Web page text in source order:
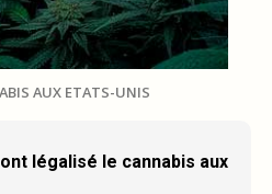
AUX ETATS-UNIS
légalisé le cannabis aux